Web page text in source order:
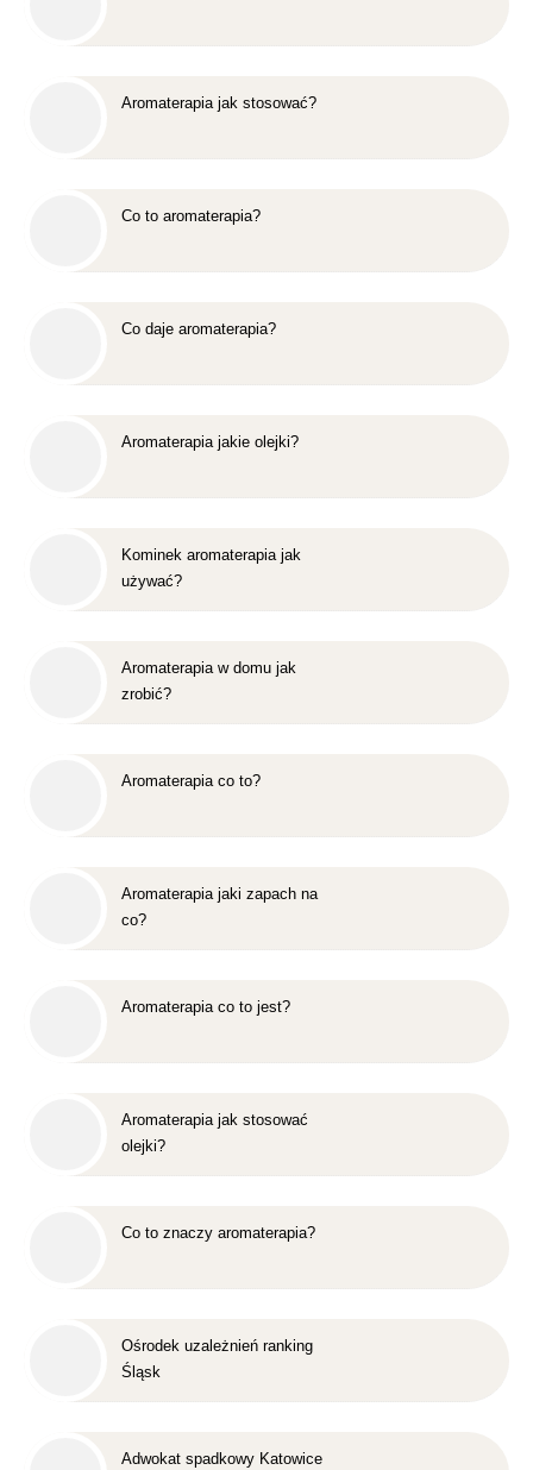
Aromaterapia jak stosować?
Co to aromaterapia?
Co daje aromaterapia?
Aromaterapia jakie olejki?
Kominek aromaterapia jak
używać?
Aromaterapia w domu jak
zrobić?
Aromaterapia co to?
Aromaterapia jaki zapach na
co?
Aromaterapia co to jest?
Aromaterapia jak stosować
olejki?
Co to znaczy aromaterapia?
Ośrodek uzależnień ranking
Śląsk
Adwokat spadkowy Katowice